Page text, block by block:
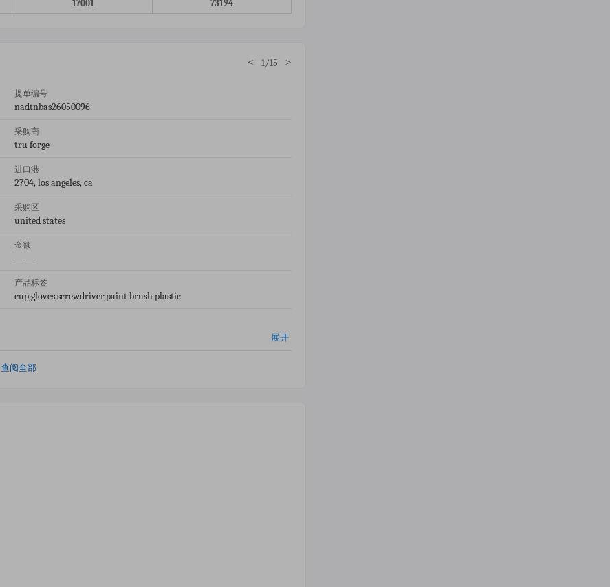
17001 73194
< 1/15 >
提单编号
nadtnbas26050096
采购商
tru forge
进口港
2704, los angeles, ca
采购区
united states
金额
——
产品标签
cup,gloves,screwdriver,paint brush plastic
展开
查阅全部